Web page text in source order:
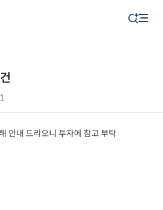
안내 드리오니 투자에 참고 부탁